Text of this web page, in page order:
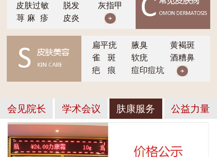
皮肤过敏
脱发
灰指甲
荨 麻 疹
皮炎
扁平疣 腋臭
黄褐斑
雀 斑
软疣
酒糟鼻
疤 痕
痘印痘坑
会见院长 学术会议 肤康服务 公益力量